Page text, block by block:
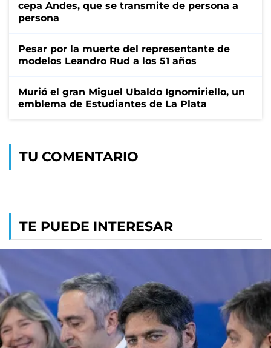
cepa Andes, que se transmite de persona a
persona
Pesar por la muerte del representante de
modelos Leandro Rud a los 51 años
Murió el gran Miguel Ubaldo Ignomiriello, un
emblema de Estudiantes de La Plata
TU COMENTARIO
TE PUEDE INTERESAR